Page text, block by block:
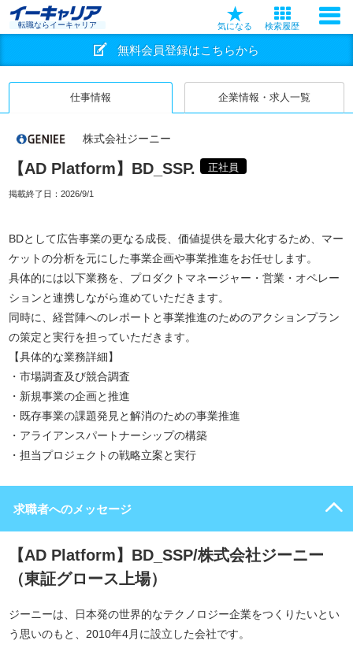
転職ならイーキャリア 気になる 検索履歴
無料会員登録はこちらから
仕事情報 企業情報・求人一覧
株式会社ジーニー
【AD Platform】BD_SSP. 正社員
掲載終了日： 2026/9/1
BDとして広告事業の更なる成長、価値提供を最大化するため、マー
ケットの分析を元にした事業企画や事業推進をお任せします。
具体的には以下業務を、プロダクトマネージャー・営業・オペレー
ションと連携しながら進めていただきます。
同時に、経営陣へのレポートと事業推進のためのアクションプラン
の策定と実行を担っていただきます。
【具体的な業務詳細】
・市場調査及び競合調査
・新規事業の企画と推進
・既存事業の課題発見と解消のための事業推進
・アライアンスパートナーシップの構築
・担当プロジェクトの戦略立案と実行
求職者へのメッセージ
【AD Platform】BD_SSP/株式会社ジーニー
（東証グロース上場）
ジーニーは、日本発の世界的なテクノロジー企業をつくりたいとい
う思いのもと、2010年4月に設立した会社です。